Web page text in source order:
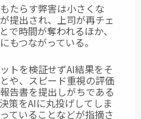
たらす弊害は小さくな
提出され、上司が再チェ
で時間が奪われるほか、
もつながっている。
トを検証せずAI結果をそ
や、スピード重視の評価
告書を提出しがちである
策をAIに丸投げしてしま
ていることなどが指摘さ